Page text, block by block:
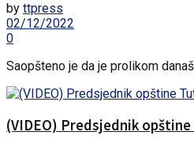
by ttpress
02/12/2022
0
Saopšteno je da je prolikom
(VIDEO) Predsjednik